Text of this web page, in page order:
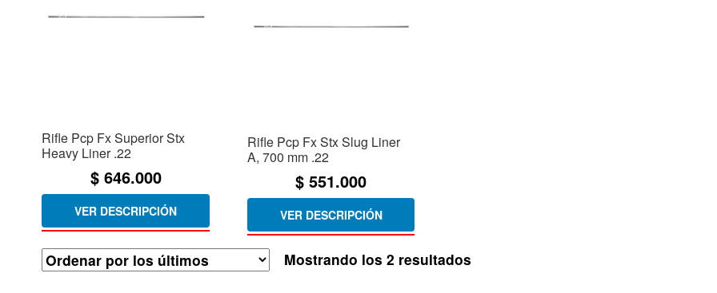
Rifle Pcp Fx Superior Stx
Heavy Liner .22
$646.000
VER DESCRIPCIÓN
Rifle Pcp Fx Stx Slug Liner
A, 700 mm .22
$ 551.000
VER DESCRIPCIÓN
Mostrando los 2 resultadosOrdenado